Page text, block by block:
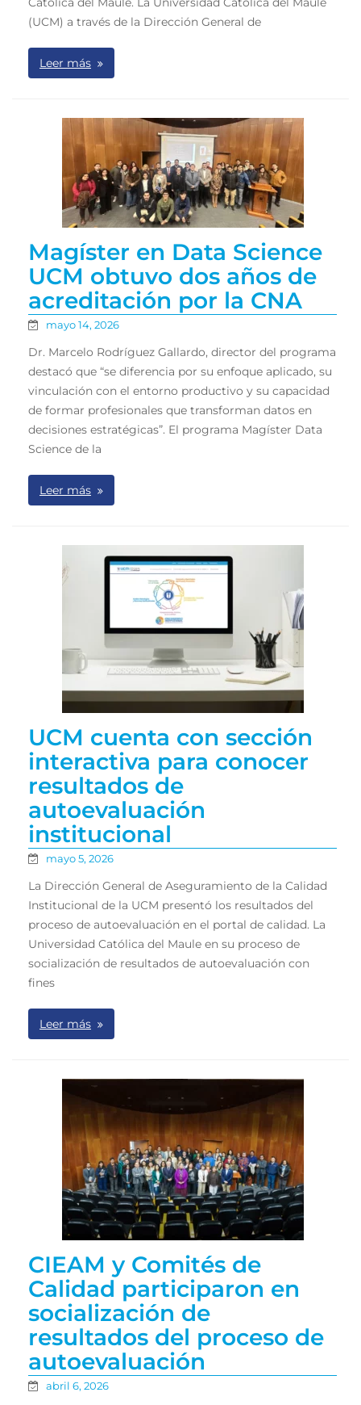
(UCM) a través de la Dirección General de
Leer más
Magíster en Data Science
UCM obtuvo dos años de
acreditación por la CNA
mayo 14, 2026
Dr. Marcelo Rodríguez Gallardo, director del programa
destacó que “se diferencia por su enfoque aplicado, su
vinculación con el entorno productivo y su capacidad
de formar profesionales que transforman datos en
decisiones estratégicas”. El programa Magíster Data
Science de la
Leer más
UCM cuenta con sección
interactiva para conocer
resultados de
autoevaluación
institucional
mayo 5, 2026
La Dirección General de Aseguramiento de la Calidad
Institucional de la UCM presentó los resultados del
proceso de autoevaluación en el portal de calidad. La
Universidad Católica del Maule en su proceso de
socialización de resultados de autoevaluación con
fines
Leer más
CIEAM y Comités de
Calidad participaron en
socialización de
resultados del proceso de
autoevaluación
abril 6, 2026